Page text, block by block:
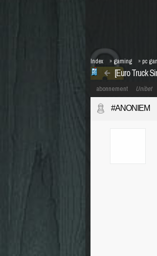
[Euro Truck
Index » gaming » pc
abonnement Unibet
#ANONIEM